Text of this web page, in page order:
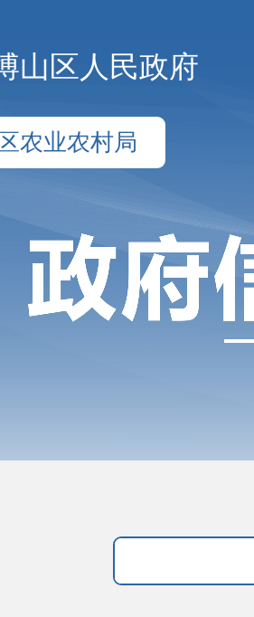
山区人民政府
农业农村局